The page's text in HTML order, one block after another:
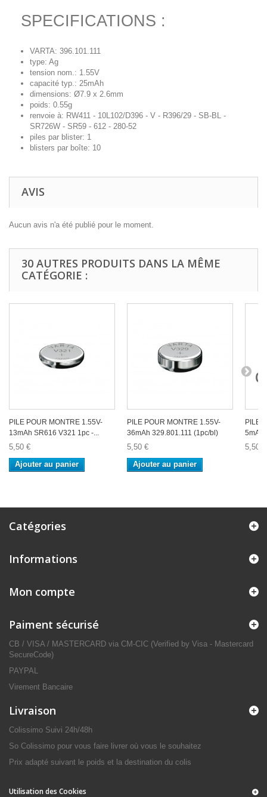
SPECIFICATIONS :
VARTA: 396.101.111
type: Ag
tension nom.: 1.55V
capacité typ.: 25mAh
dimensions: Ø7.9 x 2.6mm
poids: 0.55g
renvoie à: RW411 - 10L102/D396 - V - R396/29 - SB-BL -
SR726W - SR59 - 612 - 280-52
piles par blister: 1
blisters par boîte: 10
AVIS
Aucun avis n'a été publié pour le moment.
30 AUTRES PRODUITS DANS LA MÊME
CATÉGORIE :
PILE POUR MONTRE 1.55V-
13mAh SR616 V321 1pc -...
5,50 €
Ajouter au panier
PILE POUR MONTRE 1.55V-
36mAh 329.801.111 (1pc/bl)
5,50 €
Ajouter au panier
PILE
5mAh
5,50 €
Catégories
Informations
Mon compte
Paiment sécurisé
CB / VISA / MASTERCARD via CM-CIC (Verified by Visa - Mastercard
SecureCode)
PAYPAL
Virement Bancaire
Livraison
Colissimo Suivi 24h/48h
So Colissimo pour vous faire livrer où vous le souhaitez
Prix adapté suivant le poids et la destination du colis
Utilisation des Cookies